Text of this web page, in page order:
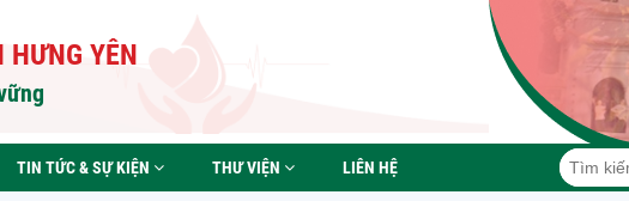
YÊN
TIN TỨC & SỰ KIỆN THƯ VIỆN LIÊN HỆ